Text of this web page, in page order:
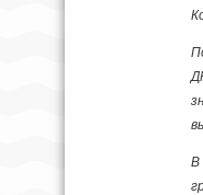
В